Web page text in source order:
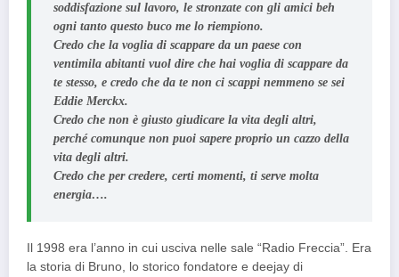
soddisfazione sul lavoro, le stronzate con gli amici beh
ogni tanto questo buco me lo riempiono.
Credo che la voglia di scappare da un paese con
ventimila abitanti vuol dire che hai voglia di scappare da
te stesso, e credo che da te non ci scappi nemmeno se sei
Eddie Merckx.
Credo che non è giusto giudicare la vita degli altri,
perché comunque non puoi sapere proprio un cazzo della
vita degli altri.
Credo che per credere, certi momenti, ti serve molta
energia….
Il 1998 era l’anno in cui usciva nelle sale “Radio Freccia”. Era
la storia di Bruno, lo storico fondatore e deejay di